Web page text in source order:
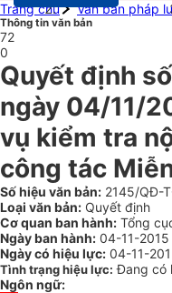
Trang chủ
Văn bản pháp
Thông tin văn bản
72
0
Quyết định
ngày 04/11/
vụ kiểm tra
công tác
Số hiệu văn bản: 2145/QĐ-
Loại văn bản: Quyết định
Cơ quan ban hành: Tổng
Ngày ban hành: 04-11-2015
Ngày có hiệu lực: 04-11-
Tình trạng hiệu lực: Đang có
Ngôn ngữ: